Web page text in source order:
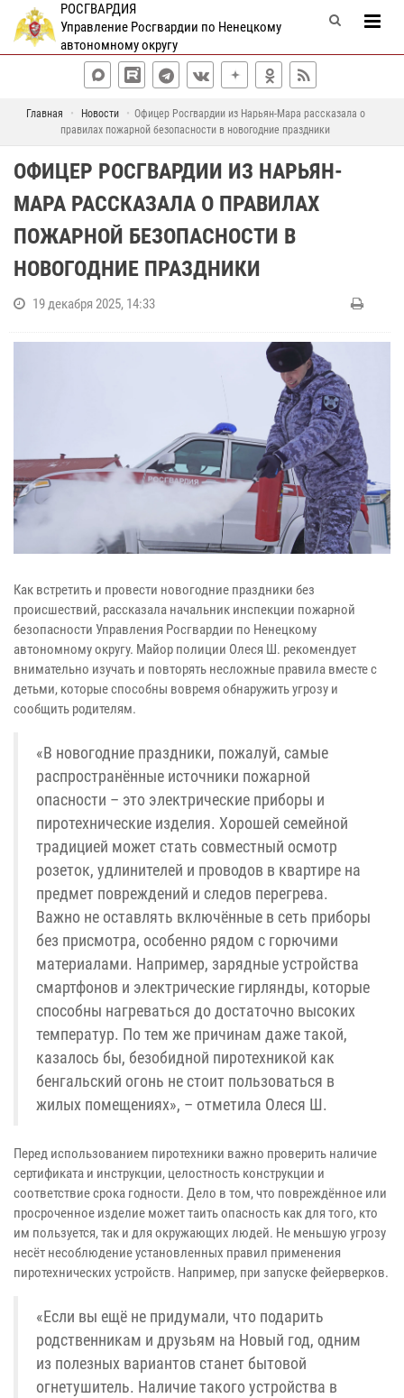
РОСГВАРДИЯ
Управление Росгвардии по Ненецкому
автономному округу
Главная Новости
Офицер Росгвардии из Нарьян-Мара рассказала о
правилах пожарной безопасности в новогодние праздники
ОФИЦЕР РОСГВАРДИИ ИЗ НАРЬЯН-
МАРА РАССКАЗАЛА О ПРАВИЛАХ
ПОЖАРНОЙ БЕЗОПАСНОСТИ В
НОВОГОДНИЕ ПРАЗДНИКИ
19 декабря 2025, 14:33
Как встретить и провести новогодние праздники без
происшествий, рассказала начальник инспекции пожарной
безопасности Управления Росгвардии по Ненецкому
автономному округу. Майор полиции Олеся Ш. рекомендует
внимательно изучать и повторять несложные правила вместе с
детьми, которые способны вовремя обнаружить угрозу и
сообщить родителям.
«В новогодние праздники, пожалуй, самые
распространённые источники пожарной
опасности – это электрические приборы и
пиротехнические изделия. Хорошей семейной
традицией может стать совместный осмотр
розеток, удлинителей и проводов в квартире на
предмет повреждений и следов перегрева.
Важно не оставлять включённые в сеть приборы
без присмотра, особенно рядом с горючими
материалами. Например, зарядные устройства
смартфонов и электрические гирлянды, которые
способны нагреваться до достаточно высоких
температур. По тем же причинам даже такой,
казалось бы, безобидной пиротехникой как
бенгальский огонь не стоит пользоваться в
жилых помещениях», – отметила Олеся Ш.
Перед использованием пиротехники важно проверить наличие
сертификата и инструкции, целостность конструкции и
соответствие срока годности. Дело в том, что повреждённое или
просроченное изделие может таить опасность как для того, кто
им пользуется, так и для окружающих людей. Не меньшую угрозу
несёт несоблюдение установленных правил применения
пиротехнических устройств. Например, при запуске фейерверков.
«Если вы ещё не придумали, что подарить
родственникам и друзьям на Новый год, одним
из полезных вариантов станет бытовой
огнетушитель. Наличие такого устройства в